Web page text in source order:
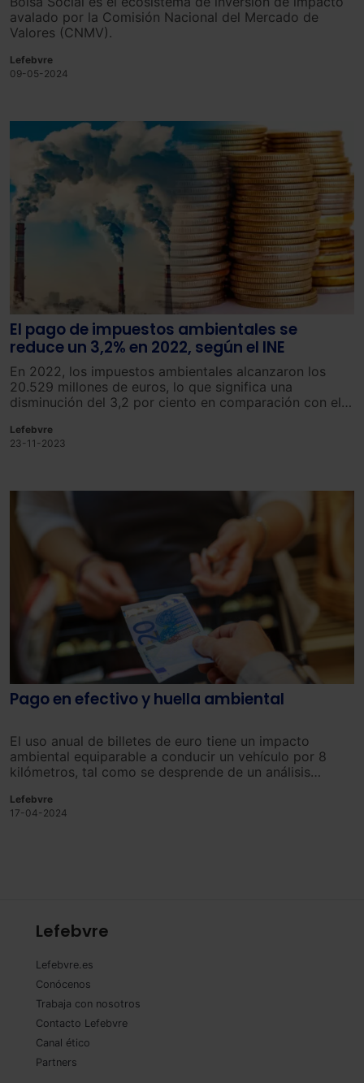
avalado por la Comisión Nacional del Mercado de
Valores (CNMV).
Lefebvre
09-05-2024
El pago de impuestos ambientales se
reduce un 3,2% en 2022, según el INE
En 2022, los impuestos ambientales alcanzaron los
20.529 millones de euros, lo que significa una
disminución del 3,2 por ciento en comparación con el
Lefebvre
23-11-2023
Pago en efectivo y huella ambiental
El uso anual de billetes de euro tiene un impacto
ambiental equiparable a conducir un vehículo por 8
kilómetros, tal como se desprende de un análisis
Lefebvre
17-04-2024
Lefebvre
Lefebvre.es
Conócenos
Trabaja con nosotros
Contacto Lefebvre
Canal ético
Partners